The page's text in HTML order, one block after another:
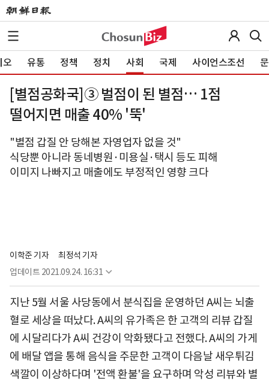
오 유통 정책 정치 사회 국제 사이언스조선
[별점공화국]③ 벌점이 된 별점… 1점
떨어지면 매출 40% '뚝'
"별점 갑질 안 당해본 자영업자 없을 것"
식당뿐 아니라 동네병원·미용실·택시 등도 피해
이미지 나빠지고 매출에도 부정적인 영향 크다
이학준 기자
최정석 기자
업데이트 2021.09.24. 16:31
지난 5월 서울 사당동에서 분식집을 운영하던 A씨는 뇌출
혈로 세상을 떠났다. A씨의 유가족은 한 고객의 리뷰 갑질
에 시달리다가 A씨 건강이 악화됐다고 전했다. A씨의 가게
에 배달 앱을 통해 음식을 주문한 고객이 다음날 새우튀김
색깔이 이상하다며 '전액 환불'을 요구하며 악성 리뷰와 별